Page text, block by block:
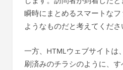
瞬時にまとめるスマートな
ようなものだと考えてくださ
一方、HTMLウェブサイトは
刷済みのチラシのように、